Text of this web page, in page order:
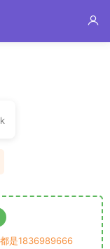
是1836989666